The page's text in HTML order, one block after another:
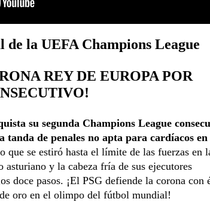
de la UEFA Champions League
REY DE EUROPA POR
su segunda Champions League
tanda de penales no apta para cardíacos en
que se estiró hasta el límite de las fuerzas en
y la cabeza fría de sus ejecutores
doce pasos. ¡El PSG defiende la corona con
oro en el olimpo del fútbol mundial!